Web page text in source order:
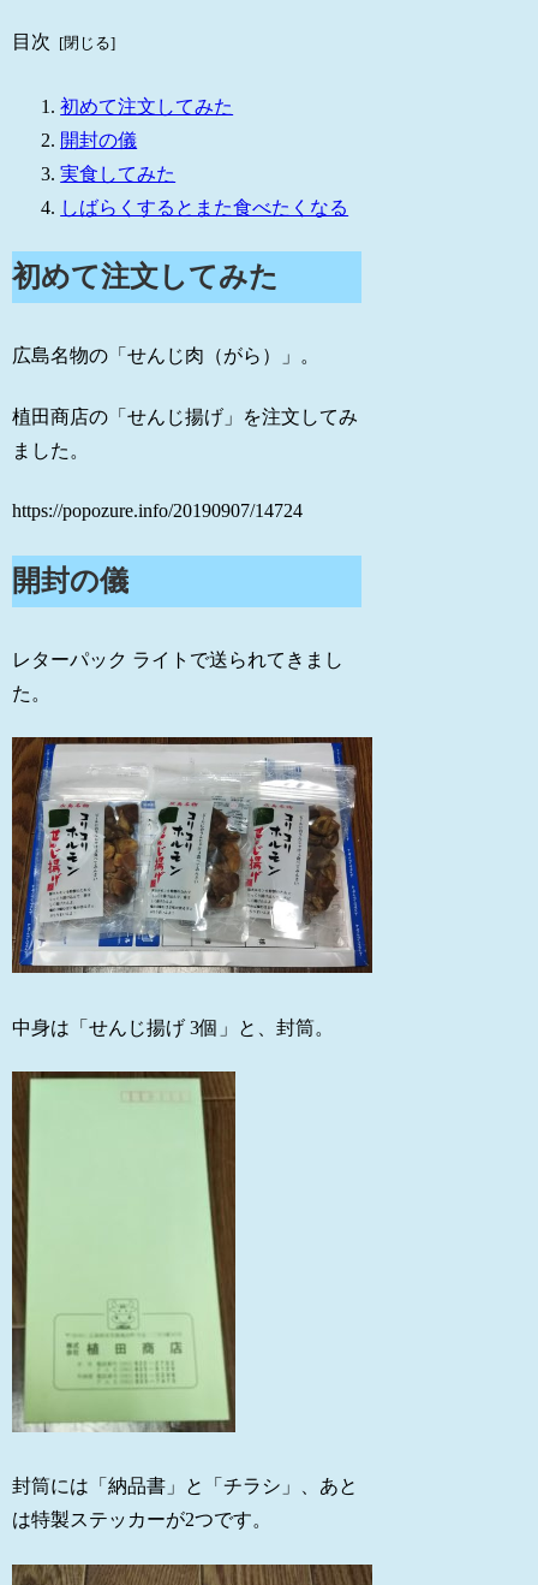
目次
初めて注文してみた
開封の儀
実食してみた
しばらくするとまた食べたくなる
初めて注文してみた
広島名物の「せんじ肉（がら）」。
植田商店の「せんじ揚げ」を注文してみ
ました。
https://popozure.info/20190907/14724
開封の儀
レターパック ライトで送られてきまし
た。
中身は「せんじ揚げ 3個」と、封筒。
封筒には「納品書」と「チラシ」、あと
は特製ステッカーが2つです。